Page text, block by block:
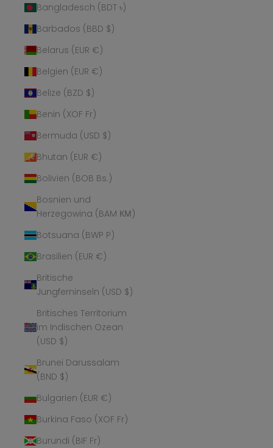
Bangladesch (BDT ৳)
Barbados (BBD $)
Belarus (EUR €)
Belgien (EUR €)
Belize (BZD $)
Benin (XOF Fr)
Bermuda (USD $)
Bhutan (EUR €)
Bolivien (BOB Bs.)
Bosnien und
Herzegowina (BAM КМ)
Botsuana (BWP P)
Brasilien (EUR €)
Britische
Jungferninseln (USD $)
Britisches Territorium
im Indischen Ozean
(USD $)
Brunei Darussalam
(BND $)
Bulgarien (EUR €)
Burkina Faso (XOF Fr)
Burundi (BIF Fr)